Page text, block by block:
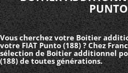
PUNTO
Vous cherchez votre Boitier
votre FIAT Punto (188) ? Chez
sélection de Boitier additionnel
(188) de toutes générations.